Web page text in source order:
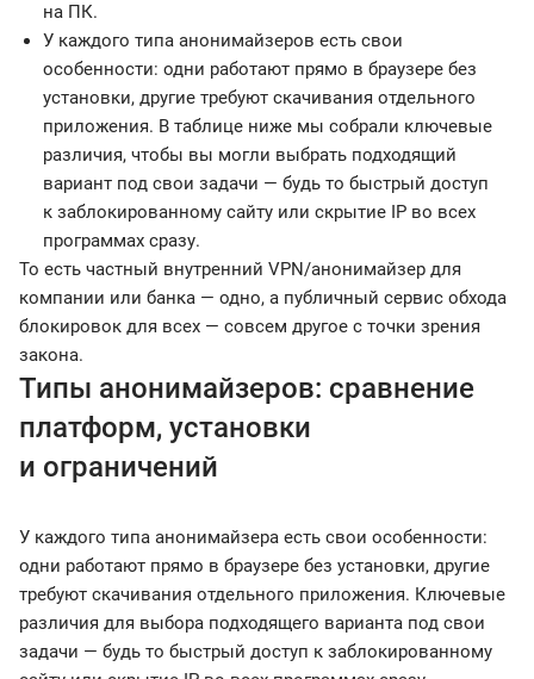
на ПК.
У каждого типа анонимайзеров есть свои
особенности: одни работают прямо в браузере без
установки, другие требуют скачивания отдельного
приложения. В таблице ниже мы собрали ключевые
различия, чтобы вы могли выбрать подходящий
вариант под свои задачи — будь то быстрый доступ
к заблокированному сайту или скрытие IP во всех
программах сразу.
То есть частный внутренний VPN/анонимайзер для
компании или банка — одно, а публичный сервис обхода
блокировок для всех — совсем другое с точки зрения
закона.
Типы анонимайзеров: сравнение
платформ, установки
и ограничений
У каждого типа анонимайзера есть свои особенности:
одни работают прямо в браузере без установки, другие
требуют скачивания отдельного приложения. Ключевые
различия для выбора подходящего варианта под свои
задачи — будь то быстрый доступ к заблокированному